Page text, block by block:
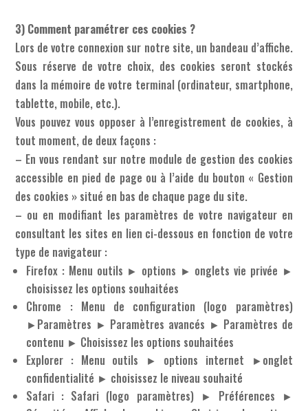
3) Comment paramétrer ces cookies ?
Lors de votre connexion sur notre site, un bandeau d’affiche.
Sous réserve de votre choix, des cookies seront stockés
dans la mémoire de votre terminal (ordinateur, smartphone,
tablette, mobile, etc.).
Vous pouvez vous opposer à l’enregistrement de cookies, à
tout moment, de deux façons :
– En vous rendant sur notre module de gestion des cookies
accessible en pied de page ou à l’aide du bouton « Gestion
des cookies » situé en bas de chaque page du site.
– ou en modifiant les paramètres de votre navigateur en
consultant les sites en lien ci-dessous en fonction de votre
type de navigateur :
Firefox : Menu outils ► options ► onglets vie privée ►
choisissez les options souhaitées
Chrome : Menu de configuration (logo paramètres)
►Paramètres ► Paramètres avancés ► Paramètres de
contenu ► Choisissez les options souhaitées
Explorer : Menu outils ► options internet ►onglet
confidentialité ► choisissez le niveau souhaité
Safari : Safari (logo paramètres) ► Préférences ►